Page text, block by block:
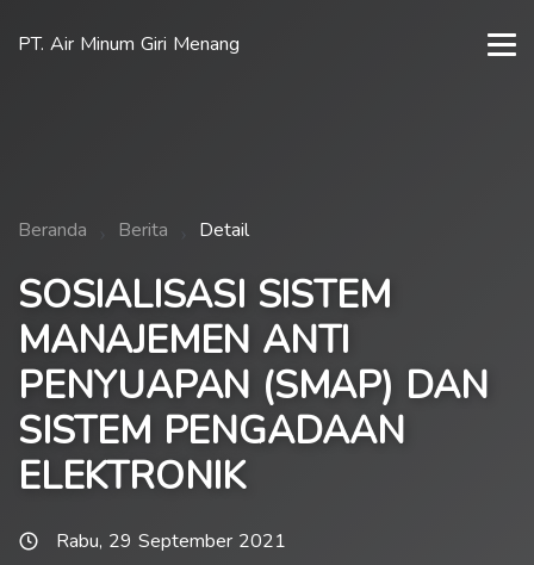
PT. Air Minum Giri Menang
Beranda Berita Detail
SOSIALISASI SISTEM
MANAJEMEN ANTI
PENYUAPAN (SMAP) DAN
SISTEM PENGADAAN
ELEKTRONIK
Rabu, 29 September 2021